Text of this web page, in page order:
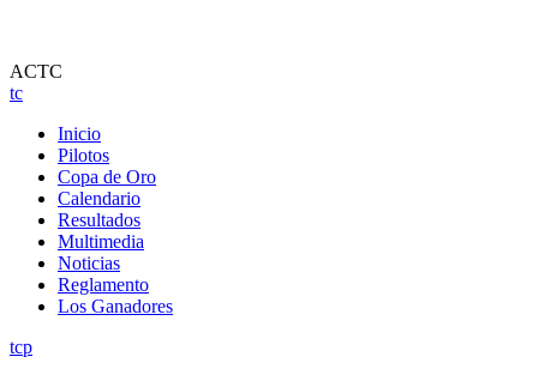
ACTC
tc
Inicio
Pilotos
Copa de Oro
Calendario
Resultados
Multimedia
Noticias
Reglamento
Los Ganadores
tcp